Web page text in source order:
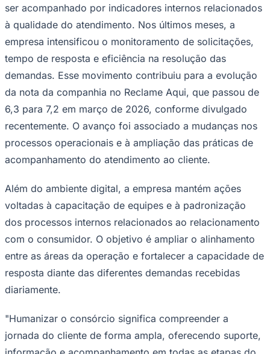
Coritiba
Mirassol
ser acompanhado por indicadores internos relacionados
à qualidade do atendimento. Nos últimos meses, a
empresa intensificou o monitoramento de solicitações,
tempo de resposta e eficiência na resolução das
demandas. Esse movimento contribuiu para a evolução
da nota da companhia no Reclame Aqui, que passou de
6,3 para 7,2 em março de 2026, conforme divulgado
recentemente. O avanço foi associado a mudanças nos
processos operacionais e à ampliação das práticas de
acompanhamento do atendimento ao cliente.
Além do ambiente digital, a empresa mantém ações
voltadas à capacitação de equipes e à padronização
dos processos internos relacionados ao relacionamento
com o consumidor. O objetivo é ampliar o alinhamento
entre as áreas da operação e fortalecer a capacidade de
resposta diante das diferentes demandas recebidas
diariamente.
"Humanizar o consórcio significa compreender a
jornada do cliente de forma ampla, oferecendo suporte,